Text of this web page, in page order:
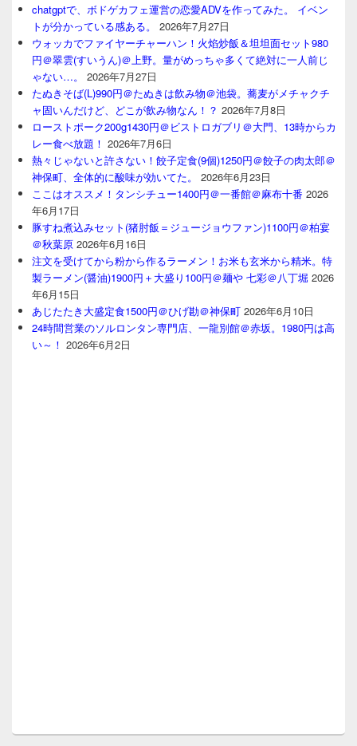
chatgptで、ボドゲカフェ運営の恋愛ADVを作ってみた。 イベン
トが分かっている感ある。
2026年7月27日
ウォッカでファイヤーチャーハン！火焰炒飯＆坦坦面セット980
円＠翠雲(すいうん)＠上野。量がめっちゃ多くて絶対に一人前じ
ゃない…。
2026年7月27日
たぬきそば(L)990円＠たぬきは飲み物＠池袋。蕎麦がメチャクチ
ャ固いんだけど、どこが飲み物なん！？ 2026年7月8日
ローストポーク200g1430円＠ビストロガブリ＠大門、13時からカ
レー食べ放題！ 2026年7月6日
熱々じゃないと許さない！餃子定食(9個)1250円＠餃子の肉太郎＠
神保町、全体的に酸味が効いてた。
2026年6月23日
ここはオススメ！タンシチュー1400円＠一番館＠麻布十番 2026
年6月17日
豚すね煮込みセット(猪肘飯＝ジュージョウファン)1100円＠柏宴
＠秋葉原 2026年6月16日
注文を受けてから粉から作るラーメン！お米も玄米から精米。特
製ラーメン(醤油)1900円＋大盛り100円＠麺や 七彩＠八丁堀 2026
年6月15日
あじたたき大盛定食1500円＠ひげ勘＠神保町 2026年6月10日
24時間営業のソルロンタン専門店、一龍別館＠赤坂。1980円は高
い～！ 2026年6月2日